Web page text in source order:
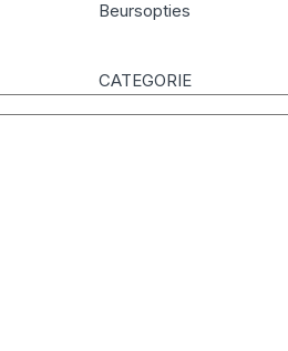
Beursopties
CATEGORIE